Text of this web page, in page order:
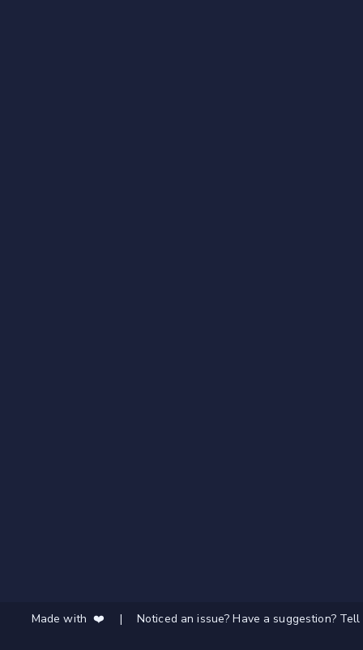
Made with ❤️ | Noticed an issue? Have a suggestion?